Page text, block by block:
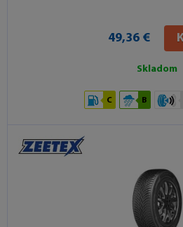
49,36 €
Skladom
C B